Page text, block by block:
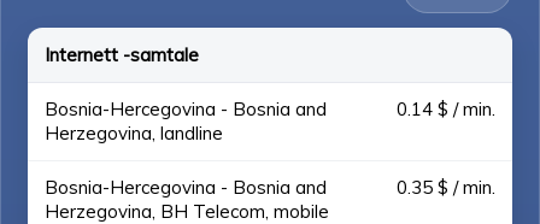
Internett -samtale
Bosnia-Hercegovina - Bosnia and
Herzegovina, landline
0.14 $ / min.
Bosnia-Hercegovina - Bosnia and
Herzegovina, BH Telecom, mobile
0.35 $ / min.